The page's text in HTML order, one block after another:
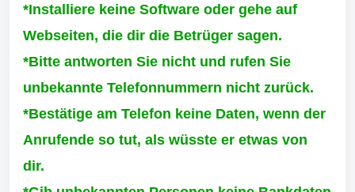
*Installiere keine Software oder gehe auf
Webseiten, die dir die Betrüger sagen.
*Bitte antworten Sie nicht und rufen Sie
unbekannte Telefonnummern nicht zurück.
*Bestätige am Telefon keine Daten, wenn der
Anrufende so tut, als wüsste er etwas von
dir.